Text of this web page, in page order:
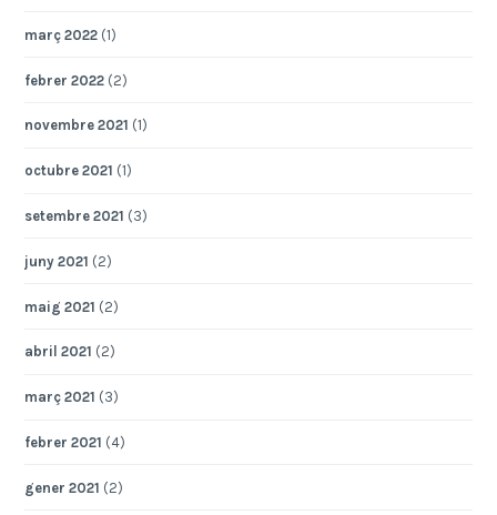
març 2022 (1)
febrer 2022 (2)
novembre 2021 (1)
octubre 2021 (1)
setembre 2021 (3)
juny 2021 (2)
maig 2021 (2)
abril 2021 (2)
març 2021 (3)
febrer 2021 (4)
gener 2021 (2)